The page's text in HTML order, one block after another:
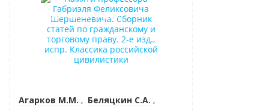
Индивидуальный подход
Агарков М.М. , Беляцкин С.А. ,